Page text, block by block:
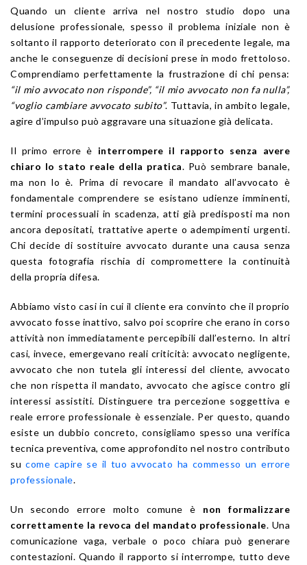
Quando un cliente arriva nel nostro studio dopo una
delusione professionale, spesso il problema iniziale non è
soltanto il rapporto deteriorato con il precedente legale, ma
anche le conseguenze di decisioni prese in modo frettoloso.
Comprendiamo perfettamente la frustrazione di chi pensa:
“il mio avvocato non risponde”, “il mio avvocato non fa nulla”,
“voglio cambiare avvocato subito”. Tuttavia, in ambito legale,
agire d’impulso può aggravare una situazione già delicata.
Il primo errore è interrompere il rapporto senza avere
chiaro lo stato reale della pratica. Può sembrare banale,
ma non lo è. Prima di revocare il mandato all’avvocato è
fondamentale comprendere se esistano udienze imminenti,
termini processuali in scadenza, atti già predisposti ma non
ancora depositati, trattative aperte o adempimenti urgenti.
Chi decide di sostituire avvocato durante una causa senza
questa fotografia rischia di compromettere la continuità
della propria difesa.
Abbiamo visto casi in cui il cliente era convinto che il proprio
avvocato fosse inattivo, salvo poi scoprire che erano in corso
attività non immediatamente percepibili dall’esterno. In altri
casi, invece, emergevano reali criticità: avvocato negligente,
avvocato che non tutela gli interessi del cliente, avvocato
che non rispetta il mandato, avvocato che agisce contro gli
interessi assistiti. Distinguere tra percezione soggettiva e
reale errore professionale è essenziale. Per questo, quando
esiste un dubbio concreto, consigliamo spesso una verifica
tecnica preventiva, come approfondito nel nostro contributo
sucome capire se il tuo avvocato ha commesso un errore
professionale.
Un secondo errore molto comune è non formalizzare
correttamente la revoca del mandato professionale. Una
comunicazione vaga, verbale o poco chiara può generare
contestazioni. Quando il rapporto si interrompe, tutto deve